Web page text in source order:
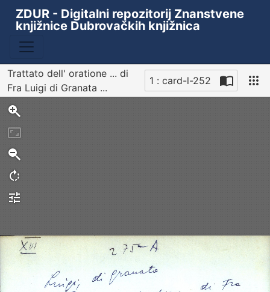
ZDUR - Digitalni repozitorij Znanstvene
knjižnice Dubrovačkih knjižnica
Trattato dell' oratione ... di
Fra Luigi di Granata ...
1 : card-l-252
Sken